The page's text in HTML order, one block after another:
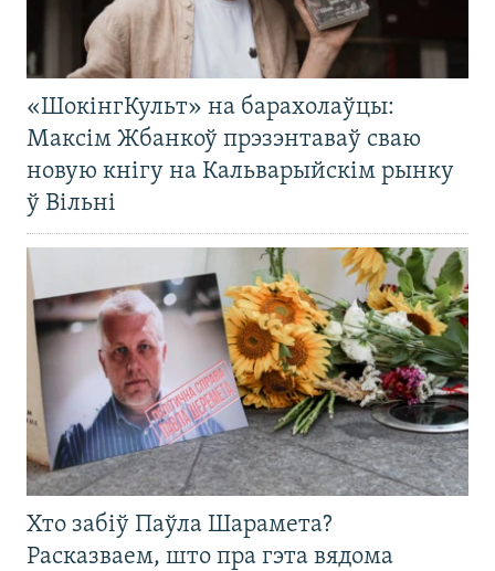
«ШокінгКульт» на барахолаўцы:
Максім Жбанкоў прэзэнтаваў сваю
новую кнігу на Кальварыйскім рынку
ў Вільні
Хто забіў Паўла Шарамета?
Расказваем, што пра гэта вядома